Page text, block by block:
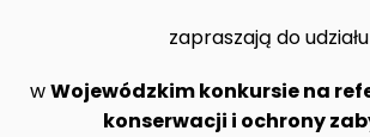
zapraszają do udziału
wWojewódzkim konkursie na
konserwacji i ochrony